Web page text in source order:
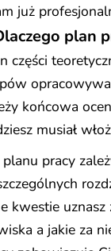
już
plan
części
końcowa
musiał
pracy
kwestie
a jakie za